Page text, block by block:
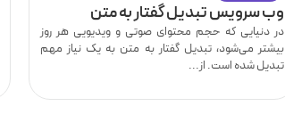
وب سرویس تبدیل گفتار به متن
در دنیایی که حجم محتوای صوتی و ویدیویی هر روز
بیشتر می‌شود، تبدیل گفتار به متن به یک نیاز مهم
تبدیل شده است. از...